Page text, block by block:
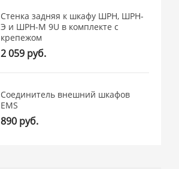
Стенка задняя к шкафу ШРН, ШРН-
Э и ШРН-М 9U в комплекте с
крепежом
2 059 руб.
Соединитель внешний шкафов
EMS
890 руб.